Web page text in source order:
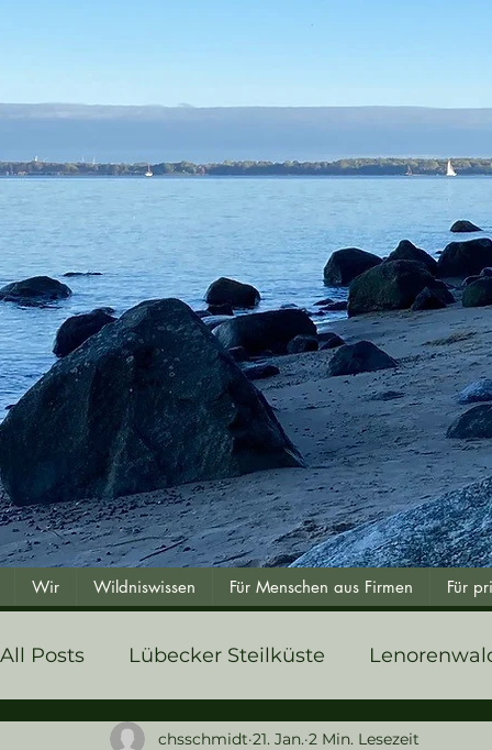
Wir Wildniswissen Für Menschen aus Firmen Für
All Posts Lübecker Steilküste
chsschmidt 21. Jan. 2 Min. Lesezeit